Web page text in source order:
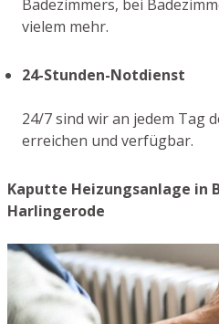
Badezimmers, bei
vielem mehr.
24-Stunden-Notdienst
24/7 sind wir an jedem Tag
erreichen und verfügbar.
Kaputte Heizungsanlage in
Harlingerode